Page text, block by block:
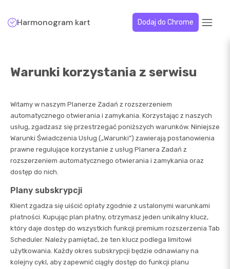
Harmonogram kart Dodaj do Chrome
Warunki korzystania z serwisu
Witamy w naszym Planerze Zadań z rozszerzeniem
automatycznego otwierania i zamykania. Korzystając z naszych
usług, zgadzasz się przestrzegać poniższych warunków. Niniejsze
Warunki Świadczenia Usług („Warunki”) zawierają postanowienia
prawne regulujące korzystanie z usług Planera Zadań z
rozszerzeniem automatycznego otwierania i zamykania oraz
dostęp do nich.
Plany subskrypcji
Klient zgadza się uiścić opłaty zgodnie z ustalonymi warunkami
płatności. Kupując plan płatny, otrzymasz jeden unikalny klucz,
który daje dostęp do wszystkich funkcji premium rozszerzenia Tab
Scheduler. Należy pamiętać, że ten klucz podlega limitowi
użytkowania. Każdy okres subskrypcji będzie odnawiany na
kolejny cykl, aby zapewnić ciągły dostęp do funkcji planu